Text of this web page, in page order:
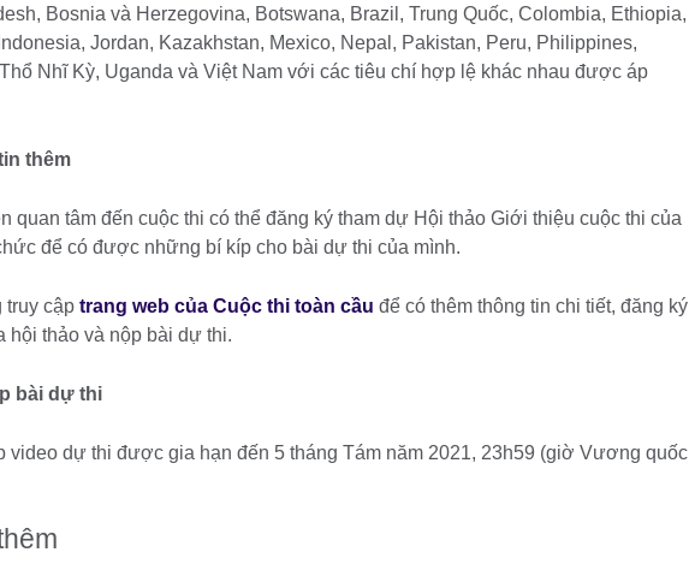
Bosnia và Herzegovina, Botswana, Brazil, Trung Quốc, Colombia, Ethiopia,
Jordan, Kazakhstan, Mexico, Nepal, Pakistan, Peru, Philippines,
Nhĩ Kỳ, Uganda và Việt Nam với các tiêu chí hợp lệ khác nhau được áp
thêm
quan tâm đến cuộc thi có thể đăng ký tham dự Hội thảo Giới thiệu cuộc thi của
để có được những bí kíp cho bài dự thi của mình.
truy cập trang web của Cuộc thi toàn cầu để có thêm thông tin chi tiết, đăng ký
hội thảo và nộp bài dự thi.
bài dự thi
video dự thi được gia hạn đến 5 tháng Tám năm 2021, 23h59 (giờ Vương quốc